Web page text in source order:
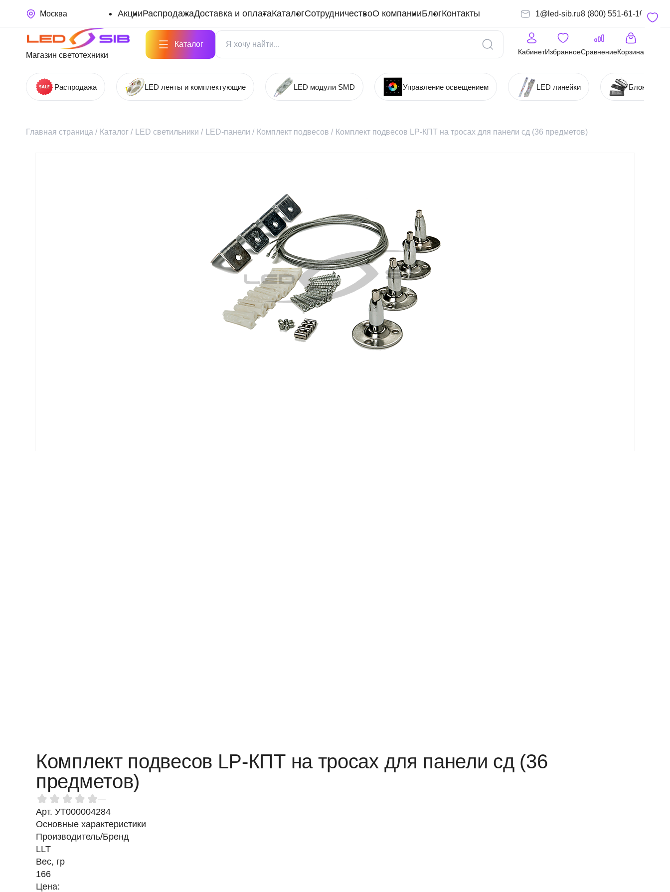
Москва АкцииРаспродажаДоставка и оплатаКаталогСотрудничествоО компанииБлогКонтакты 1@led-sib.ru8 (800) 551-61-10
Магазин светотехники
Каталог
КабинетИзбранноеСравнениеКорзина
Распродажа LED ленты и комплектующие LED модули SMD Управление освещением LED линейки Блоки
Главная страница / Каталог / LED светильники / LED-панели / Комплект подвесов / Комплект подвесов LP-КПТ на тросах для панели сд (36 предметов)
Комплект подвесов LP-КПТ на тросах для панели сд (36
предметов)
—
Арт. УТ000004284
Основные характеристики
Производитель/Бренд
LLT
Вес, гр
166
Цена: